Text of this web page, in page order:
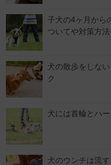
子犬の4ヶ月から
ついてや対策方法
犬の散歩をしな
ク
犬には首輪とハ
犬のウンチは流